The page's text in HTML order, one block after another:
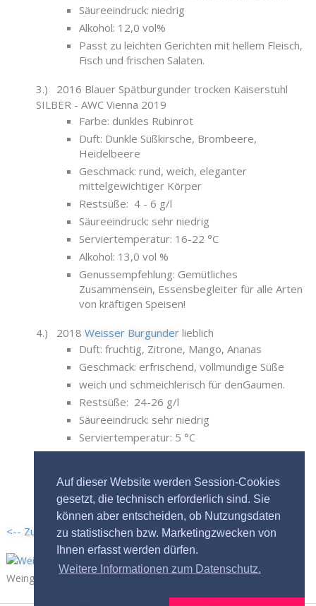
Auf dieser Website werden Session-Cookies
gesetzt, die technisch erforderlich sind. Sie
können aber entscheiden, ob Nutzungsdaten
zu statistischen bzw. Marketingzwecken von
Ihnen erfasst werden dürfen.
Weitere Informationen zum Datenschutz.
Säureeindruck: niedrig
Alkohol: 12,0 vol%
Passt zu leichten Gerichten mit hellem Fleisch,
Fisch und frischen Salaten.
3.) 2016 Blauer Spätburgunder trocken Kaiserstuhl
SILBER - AWC Vienna 2019
Farbe: dunkles Rubinrot
Duft: Dunkle Süßkirsche, Brombeere,
Heidelbeere
Geschmack: rund, weich, eleganter
mittelgewichtiger Körper
Restsüße: 4 - 6 g/l
Säureeindruck: sehr niedrig
Serviertemperatur: 16-22 °C
Alkohol: 13,0 vol %
Genussempfehlung: Gemütliches
Zusammensein, Essensbegleiter für alle Arten
von kräftigen Speisen!
4.) 2018 Weisser Burgunderlieblich
Duft: fruchtig, Zitrone, Mango, Ananas
Geschmack: erfrischend, vollmundige Süße
weich und schmeichlerisch für denGaumen.
Restsüße: 24-26 g/l
Säureeindruck: sehr niedrig
Serviertemperatur: 5 °C
Alkohol: 11,0 %vol
Zusammensein, Terrassenwein
<-- Zurück
Weingut Bastian, Endingen Kaiserstuhl